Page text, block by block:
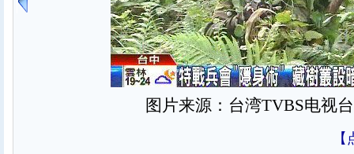
图片来源：台湾TVBS电视台